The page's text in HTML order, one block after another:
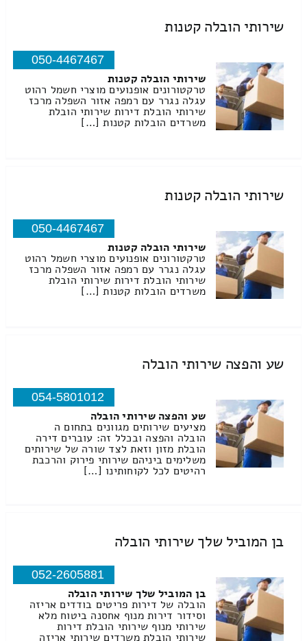
שירותי הובלה קטנות
050-4467467
שירותי הובלה קטנות
טרקטורונים אופנועים מוצרי חשמל רהוט
עגלה נגרר עם רמפה אזור השפלה מרכז
שירותי הובלת דירות שירותי הובלת
משרדים הובלות קטנות […]
שירותי הובלה קטנות
050-4467467
שירותי הובלה קטנות
טרקטורונים אופנועים מוצרי חשמל רהוט
עגלה נגרר עם רמפה אזור השפלה מרכז
שירותי הובלת דירות שירותי הובלת
משרדים הובלות קטנות […]
שע והפצה שירותי הובלה
054-5801012
שע והפצה שירותי הובלה
מציעים שירותים מגוונים בתחום ה
הובלה והפצה ובכלל זה: עוברים דירה
הובלת מזון וזאת לצד שורה של שירותים
משלימים ביניהם שירותי פירוק והרכבת
רהיטים לכל לקוחותינו […]
בן המוביל שלך שירותי הובלה
052-2605881
בן המוביל שלך שירותי הובלה
הובלה של דירות פריטים בודדים אריזה
וסידור דירות מנוף אחסנה ביטוח מלא
שירותי מנוף שירותי הובלת דירות
שירותי הובלת משרדים שירותי אריזה